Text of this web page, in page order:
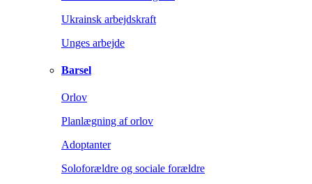
Ukrainsk arbejdskraft
Unges arbejde
Barsel
Orlov
Planlægning af orlov
Adoptanter
Soloforældre og sociale forældre